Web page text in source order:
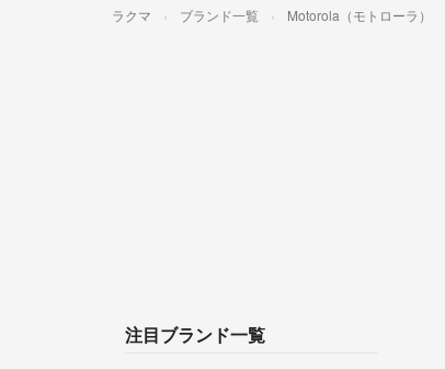
ラクマ ブランド一覧 Motorola（モトローラ）
注目ブランド一覧